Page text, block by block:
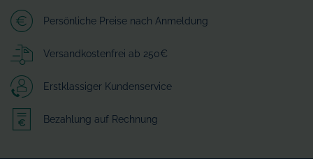
Persönliche Preise nach Anmeldung
Versandkostenfrei ab 250€
Erstklassiger Kundenservice
Bezahlung auf Rechnung